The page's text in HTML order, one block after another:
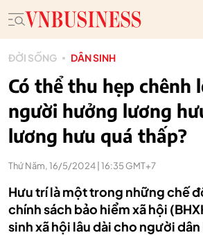
ĐỜI SỐNG DÂN SINH
Có thể thu hẹp chênh
người hưởng lương
lương hưu quá thấp?
Thứ Năm, 16/5/2024 | 16:35 GMT+7
Hưu trí là một trong những chế
chính sách bảo hiểm xã hội
sinh xã hội lâu dài cho người